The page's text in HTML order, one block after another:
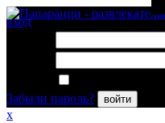
вход
Забыли пароль?
войти
x